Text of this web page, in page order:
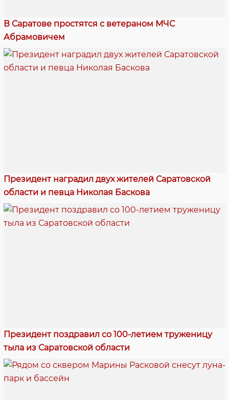
В Саратове простятся с ветераном МЧС
Абрамовичем
Президент наградил двух жителей Саратовской
области и певца Николая Баскова
Президент поздравил со 100-летием труженицу
тыла из Саратовской области